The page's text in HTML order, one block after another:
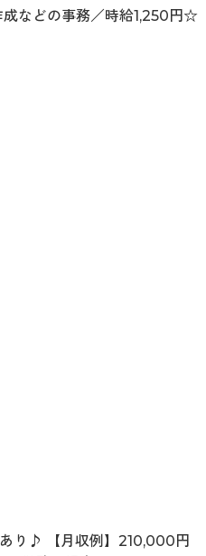
などの事務／時給1,250円☆
り♪ 【月収例】210,000円